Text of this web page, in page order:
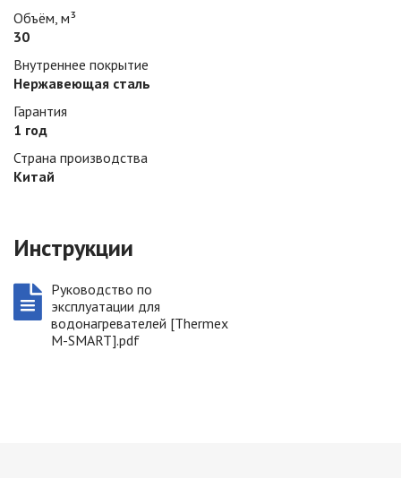
Объём, м³
30
Внутреннее покрытие
Нержавеющая сталь
Гарантия
1 год
Страна производства
Китай
Инструкции
Руководство по
эксплуатации для
водонагревателей [Thermex
M-SMART].pdf